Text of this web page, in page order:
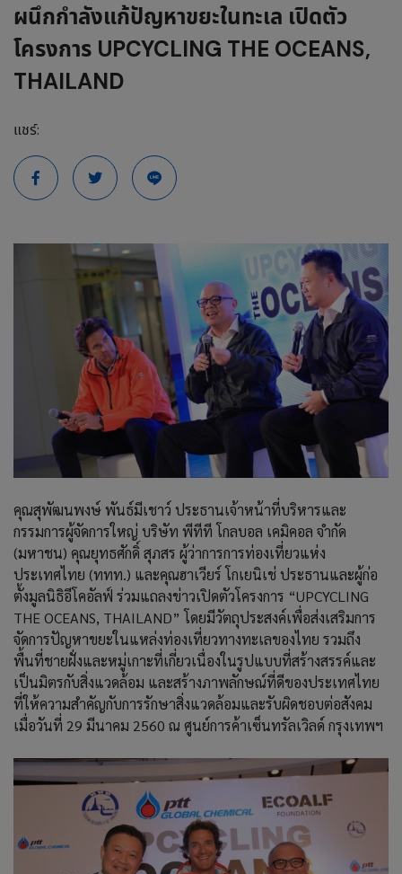
ผนึกกำลังแก้ปัญหาขยะในทะเล เปิดตัว
โครงการ UPCYCLING THE OCEANS,
THAILAND
แชร์:
คุณสุพัฒนพงษ์ พันธ์มีเชาว์ ประธานเจ้าหน้าที่บริหารและ
กรรมการผู้จัดการใหญ่ บริษัท พีทีที โกลบอล เคมิคอล จำกัด
(มหาชน) คุณยุทธศักดิ์ สุภสร ผู้ว่าการการท่องเที่ยวแห่ง
ประเทศไทย (ททท.) และคุณฮาเวียร์ โกเยนิเช่ ประธานและผู้ก่อ
ตั้งมูลนิธิอีโคอัลฟ์ ร่วมแถลงข่าวเปิดตัวโครงการ “UPCYCLING
THE OCEANS, THAILAND” โดยมีวัตถุประสงค์เพื่อส่งเสริมการ
จัดการปัญหาขยะในแหล่งท่องเที่ยวทางทะเลของไทย รวมถึง
พื้นที่ชายฝั่งและหมู่เกาะที่เกี่ยวเนื่องในรูปแบบที่สร้างสรรค์และ
เป็นมิตรกับสิ่งแวดล้อม และสร้างภาพลักษณ์ที่ดีของประเทศไทย
ที่ให้ความสำคัญกับการรักษาสิ่งแวดล้อมและรับผิดชอบต่อสังคม
เมื่อวันที่ 29 มีนาคม 2560 ณ ศูนย์การค้าเซ็นทรัลเวิลด์ กรุงเทพฯ